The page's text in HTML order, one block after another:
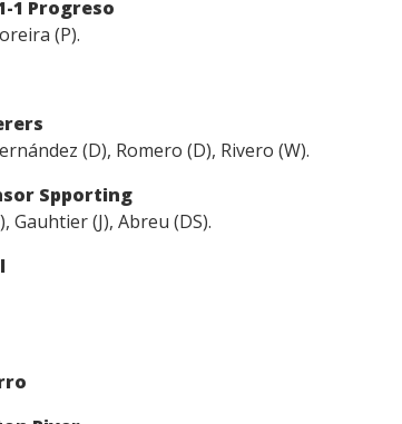
1 Progreso
(P).
(D), Romero (D), Rivero (W).
Spporting
Gauhtier (J), Abreu (DS).